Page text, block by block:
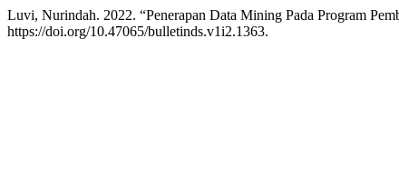
Luvi, Nurindah. 2022. “Penerapan Data Mining Pada Program
https://doi.org/10.47065/bulletinds.v1i2.1363.